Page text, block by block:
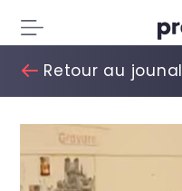
Retour au jounal